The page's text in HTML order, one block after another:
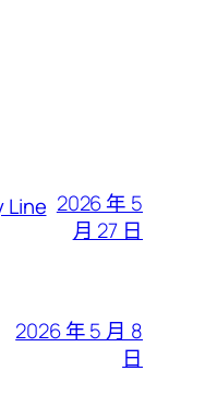
Line 2026 年 5
月 27 日
2026 年 5 月 8
日